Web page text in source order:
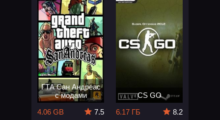
ГТА Сан Андреас
с модами
4.06 GB
7.5
CS GO
6.17 ГБ
8.2